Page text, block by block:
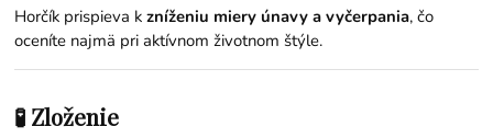
Horčík prispieva kzníženiu miery únavy a vyčerpania, čo
oceníte najmä pri aktívnom životnom štýle.
🧪 Zloženie